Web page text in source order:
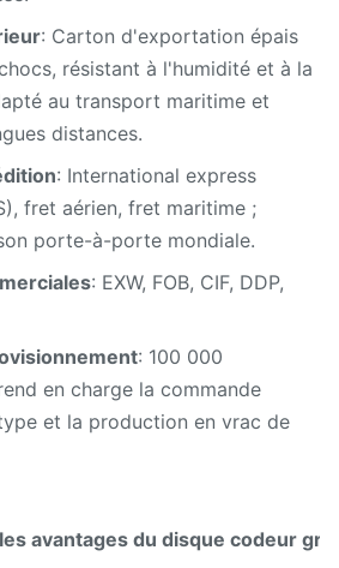
: Carton d'exportation épais
résistant à l'humidité et à la
au transport maritime et
distances.
: International express
fret aérien, fret maritime ;
porte-à-porte mondiale.
: EXW, FOB, CIF, DDP,
: 100 000
en charge la commande
et la production en vrac de
avantages du disque codeur